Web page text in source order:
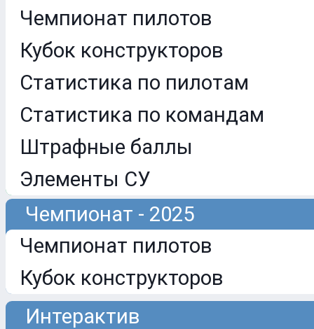
Чемпионат пилотов
Кубок конструкторов
Статистика по пилотам
Статистика по командам
Штрафные баллы
Элементы СУ
Чемпионат - 2025
Чемпионат пилотов
Кубок конструкторов
Интерактив